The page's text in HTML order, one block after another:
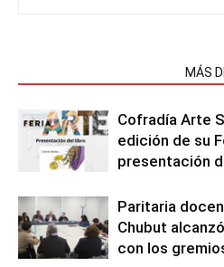
MÁS
Cofradía Arte
edición de su
presentación
Paritaria
Chubut
con los